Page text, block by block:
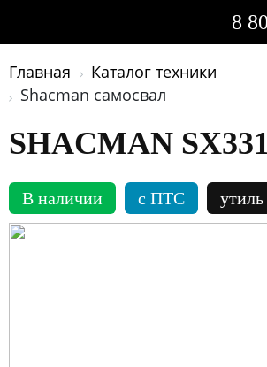
8
Главная
Каталог техники
Shacman самосвал
SHACMAN
В наличии c ПТС